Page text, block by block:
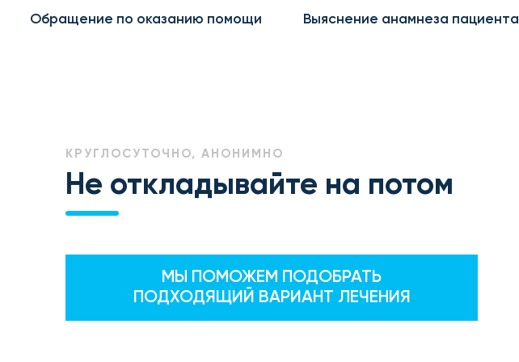
Обращение по оказанию помощи Выяснение анамнеза пациента
КРУГЛОСУТОЧНО, АНОНИМНО
Не откладывайте на потом
МЫ ПОМОЖЕМ ПОДОБРАТЬ
ПОДХОДЯЩИЙ ВАРИАНТ ЛЕЧЕНИЯ